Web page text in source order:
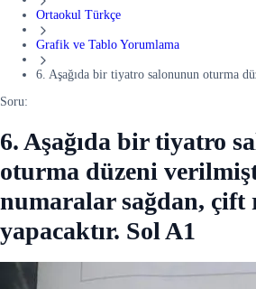
Ortaokul Türkçe
Grafik ve Tablo Yorumlama
6. Aşağıda bir tiyatro salonunun oturma
Soru:
6. Aşağıda bir tiyatro
oturma düzeni
numaralar sağdan, çift
yapacaktır. Sol A1